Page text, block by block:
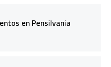
en Pensilvania